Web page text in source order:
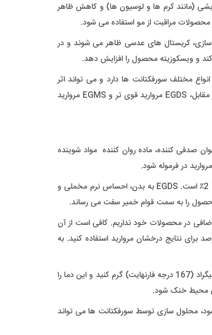
(مانند کرم ها و لوسیون ها) و کاهش ظاهر
مراقبت از مو استفاده می شود.
کریستال های عدسی ظاهر می شوند و در
و ویسکوزیته محصول را افزایش دهد.
مختلف سورفکتانت ها دارد و می تواند اثر
مروارید پایدار و عملکرد تهویه ضخیم آن را منعکس کند. هیچ تحریکی برای پوست ندارد و هیچ صدمه ای به مو نمی زند. در مقابل، EGDS مروارید قوی تر و EGMS مروارید
صدفی کننده، ماده روان کننده مواد شوینده
در فرموله شود.
استفاده از اتیلن گلیکول دی استئارات آسان است. میزان مصرف معمول در محصولات کرم و لوسیون (امولسیون O / W) 1٪ تا 2٪ است. EGDS به بدن، احساس نرم مخملی و
در محصولات خود نداریم. کافی است از آن
آبی مانند شامپوها، ژل های دوش و شوینده، شستشوی بدن و سایر ترکیبات دلخواه، با میزان 0/5 تا 2/5 درصد برای نتایج درخشان مروارید استفاده کنید. به
برای ترکیب اتیلن گلیکول دی استئارات گرما لازم است، بنابراین شما باید دسته را حداقل در 70 درجه سانتیگراد تا 75 درجه سانتیگراد (167 درجه فارنهایت) گرم کنید و این دما را
محیط خنک شود.
محلول سازی توسط سورفکتانت ها می تواند